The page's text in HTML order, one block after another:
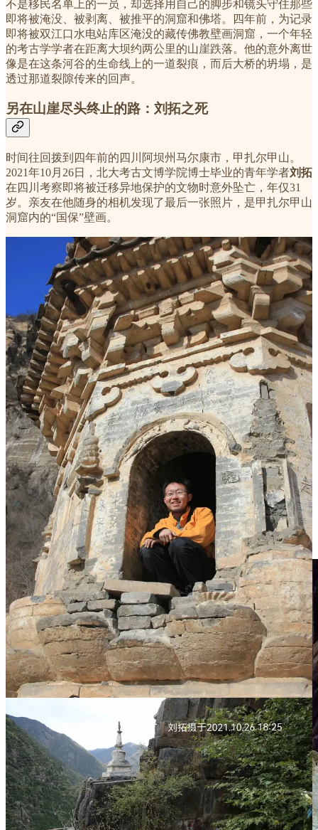
不是移民名单上的一员，却选择用自己的脚步和镜头守住那些
即将被淹没、被剥离、被推平的洞窟和佛塔。四年前，为记录
即将被双江口水电站库区淹没的藏传佛教壁画洞窟，一个年轻
的考古学学者在距离大坝约两公里的山崖跌落。他的意外离世
像是在这条河谷的生命线上的一道裂痕，而后大桥的坍塌，是
透过那道裂隙传来的回声。
另在山崖尽头终止的路：刘拓之死
时间往回拨到四年前的四川阿坝州马尔康市，甲扎尔甲山。
2021年10月26日，北大考古文博学院博士毕业的青年学者刘拓
在四川考察即将被迁移异地保护的文物时意外坠亡，年仅31
岁。亲友在他随身的相机发现了最后一张照片，是甲扎尔甲山
洞窟内的“国保”壁画。
（刘拓生前最后的照片，那时的甲扎尔甲，草木依然繁盛
2021.10.26）
那是一座普通人甚至叫不出名字的山，但在山上的洞窟里，留
有14-15世纪藏传佛教的壁画和佛塔。后来，随着大渡河双江
口水电站的工程的批准施工，这一带被纳入库区范围，甲扎尔
甲山的洞窟也被列入2018年 迁移异地保护 方案。
迁移、异地、保护听上去不错，可实际上它意味着：洞窟原址
会被淹没或被破坏，只能尽量把壁画从石壁上切下来，搬到另
一个地方。山不重要，圣地的地理位置不重要，重要的是“文
物”被“保护”起来，可以在某个恒温恒湿的展厅里继续展出。